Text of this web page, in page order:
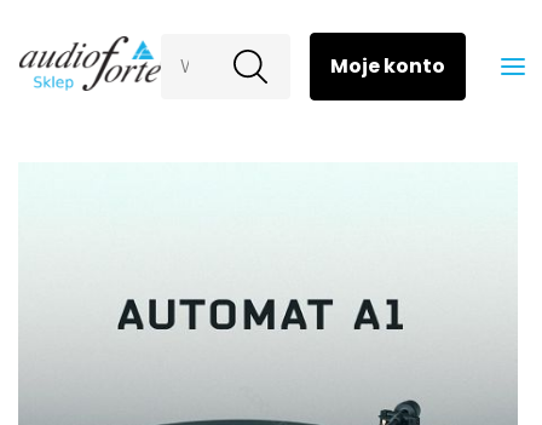
Wyszukaj